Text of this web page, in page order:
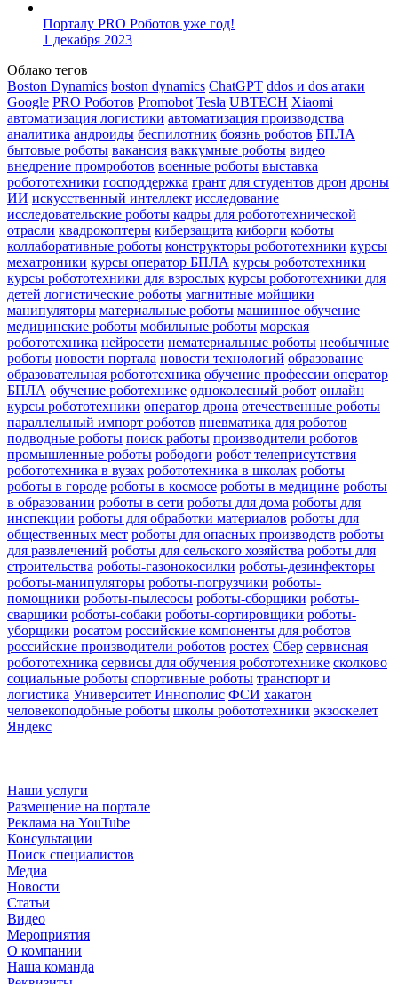
Порталу PRO Роботов уже год!
1 декабря 2023
Облако тегов
Boston Dynamics boston dynamics ChatGPT ddos и dos атаки
Google PRO Роботов Promobot Tesla UBTECH Xiaomi
автоматизация логистики автоматизация производства
аналитика андроиды беспилотник боязнь роботов БПЛА
бытовые роботы вакансия ваккумные роботы видео
внедрение промроботов военные роботы выставка
робототехники господдержка грант для студентов дрон дроны
ИИ искусственный интеллект исследование
исследовательские роботы кадры для робототехнической
отрасли квадрокоптеры киберзащита киборги коботы
коллаборативные роботы конструкторы робототехники курсы
мехатроники курсы оператор БПЛА курсы робототехники
курсы робототехники для взрослых курсы робототехники для
детей логистические роботы магнитные мойщики
манипуляторы материальные роботы машинное обучение
медицинские роботы мобильные роботы морская
робототехника нейросети нематериальные роботы необычные
роботы новости портала новости технологий образование
образовательная робототехника обучение профессии оператор
БПЛА обучение роботехнике одноколесный робот онлайн
курсы робототехники оператор дрона отечественные роботы
параллельный импорт роботов пневматика для роботов
подводные роботы поиск работы производители роботов
промышленные роботы рободоги робот телеприсутствия
робототехника в вузах робототехника в школах роботы
роботы в городе роботы в космосе роботы в медицине роботы
в образовании роботы в сети роботы для дома роботы для
инспекции роботы для обработки материалов роботы для
общественных мест роботы для опасных производств роботы
для развлечений роботы для сельского хозяйства роботы для
строительства роботы-газонокосилки роботы-дезинфекторы
роботы-манипуляторы роботы-погрузчики роботы-
помощники роботы-пылесосы роботы-сборщики роботы-
сварщики роботы-собаки роботы-сортировщики роботы-
уборщики росатом российские компоненты для роботов
российские производители роботов ростех Сбер сервисная
робототехника сервисы для обучения робототехнике сколково
социальные роботы спортивные роботы транспорт и
логистика Университет Иннополис ФСИ хакатон
человекоподобные роботы школы робототехники экзоскелет
Яндекс
Наши услуги
Размещение на портале
Реклама на YouTube
Консультации
Поиск специалистов
Медиа
Новости
Статьи
Видео
Мероприятия
О компании
Наша команда